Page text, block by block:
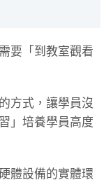
要「到教室觀看
方式，讓學員沒
」培養學員高度
體設備的實體環